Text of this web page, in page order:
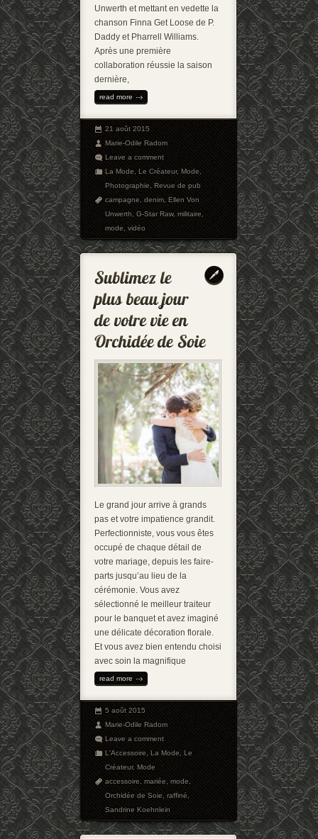
Unwerth et mettant en vedette la
chanson Finna Get Loose de P.
Daddy et Pharrell Williams.
Après une première
collaboration réussie la saison
dernière,
read more
21 août 2015
Marie-Odile Radom
Leave a comment
La Mode,Le Créateur,Mode,
Photographie,Revue de pub
campagne,denim,Ellen Von
Unwerth,G-Star Raw,militaire,
mode,vidéo
Le grand jour arrive à grands
pas et votre impatience grandit.
Perfectionniste, vous vous êtes
occupé de chaque détail de
votre mariage, depuis les faire-
parts jusqu’au lieu de la
cérémonie. Vous avez
sélectionné le meilleur traiteur
pour le banquet et avez imaginé
une délicate décoration florale.
Et vous avez bien entendu choisi
avec soin la magnifique
read more
5 août 2015
Marie-Odile Radom
Leave a comment
L'Accessoire,La Mode,Le
Créateur,Mode
accessoire,mariée,mode,
Orchidée de Soie,raffiné,
Sandrine Koehnlein